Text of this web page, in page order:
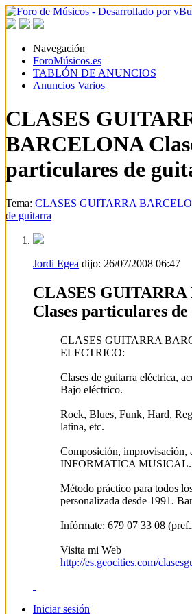
Navegación
ForoMúsicos.es
TABLÓN DE ANUNCIOS
Anuncios Varios
CLASES
BARCELONA
particulares de
Tema: CLASES GUITARRA
de guitarra
Jordi Egea dijo: 26/07/2008 06:47
CLASES
Clases particulares
CLASES GUITARRA
ELECTRICO:
Clases de guitarra eléctrica,
Bajo eléctrico.
Rock, Blues, Funk, Hard,
latina, etc.
Composición, improvisación,
INFORMATICA MUSICAL.
Método práctico para todos
personalizada desde 1991.
Infórmate: 679 07 33 08
Visita mi Web
http://es.geocities.com/
Iniciar sesión